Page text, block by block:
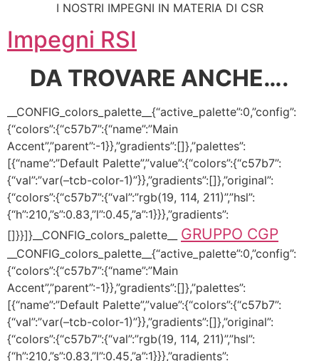
I NOSTRI IMPEGNI IN MATERIA DI CSR
Impegni RSI
DA TROVARE ANCHE….
__CONFIG_colors_palette__{“active_palette”:0,”config”:
{“colors”:{“c57b7”:{“name”:”Main
Accent”,”parent”:-1}},”gradients”:[]},”palettes”:
[{“name”:”Default Palette”,”value”:{“colors”:{“c57b7”:
{“val”:”var(–tcb-color-1)”}},”gradients”:[]},”original”:
{“colors”:{“c57b7”:{“val”:”rgb(19, 114, 211)”,”hsl”:
{“h”:210,”s”:0.83,”l”:0.45,”a”:1}}},”gradients”:
[]}}]}__CONFIG_colors_palette__ GRUPPO CGP
__CONFIG_colors_palette__{“active_palette”:0,”config”:
{“colors”:{“c57b7”:{“name”:”Main
Accent”,”parent”:-1}},”gradients”:[]},”palettes”:
[{“name”:”Default Palette”,”value”:{“colors”:{“c57b7”:
{“val”:”var(–tcb-color-1)”}},”gradients”:[]},”original”:
{“colors”:{“c57b7”:{“val”:”rgb(19, 114, 211)”,”hsl”:
{“h”:210,”s”:0.83,”l”:0.45,”a”:1}}},”gradients”: